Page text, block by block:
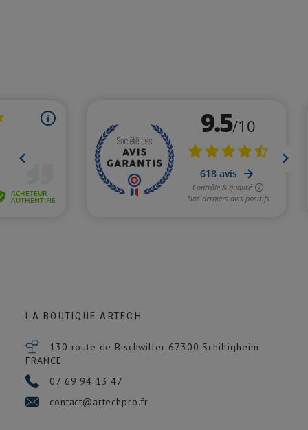
LA BOUTIQUE ARTECH
130 route de Bischwiller 67300 Schiltigheim
FRANCE
07 69 94 13 47
contact@artechpro.fr